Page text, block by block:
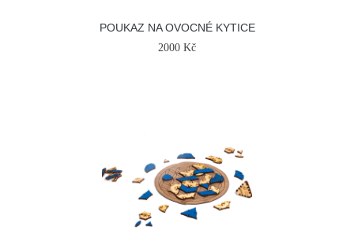
POUKAZ NA OVOCNÉ KYTICE
2000 Kč